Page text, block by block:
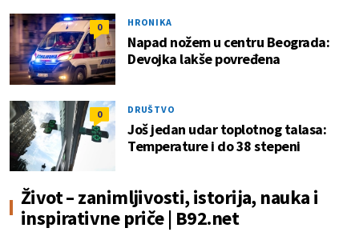
0 HRONIKA
Napad nožem u centru Beograda:
Devojka lakše povređena
0 DRUŠTVO
Još jedan udar toplotnog talasa:
Temperature i do 38 stepeni
Život – zanimljivosti, istorija, nauka i
inspirativne priče | B92.net